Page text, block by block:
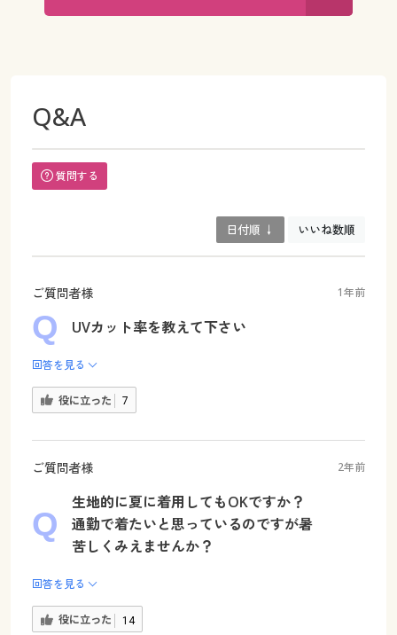
Q&A
質問する
日付順 ↓ いいね数順
ご質問者様 1年前
UVカット率を教えて下さい
回答を見る
役に立った 7
ご質問者様 2年前
生地的に夏に着用してもOKですか？
通勤で着たいと思っているのですが暑
苦しくみえませんか？
回答を見る
役に立った 14